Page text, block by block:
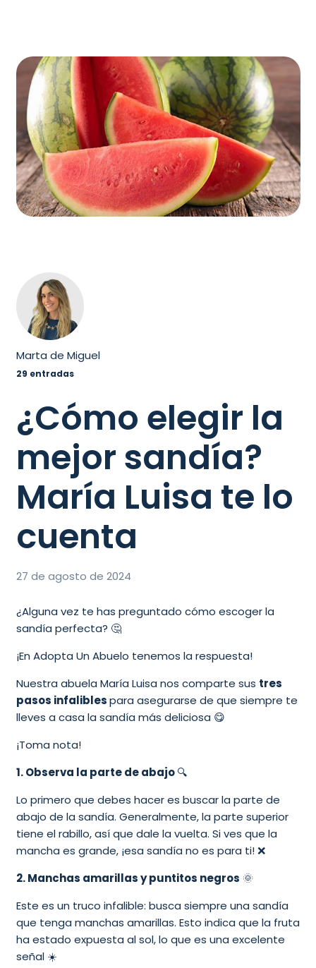
Marta de Miguel
29 entradas
¿Cómo elegir la
mejor sandía?
María Luisa te lo
cuenta
27 de agosto de 2024
¿Alguna vez te has preguntado cómo escoger la
sandía perfecta? 🤔
¡En Adopta Un Abuelo tenemos la respuesta!
Nuestra abuela María Luisa nos comparte sus tres
pasos infaliblespara asegurarse de que siempre te
lleves a casa la sandía más deliciosa 😋
¡Toma nota!
1. Observa la parte de abajo🔍
Lo primero que debes hacer es buscar la parte de
abajo de la sandía. Generalmente, la parte superior
tiene el rabillo, así que dale la vuelta. Si ves que la
mancha es grande, ¡esa sandía no es para ti! ❌
2. Manchas amarillas y puntitos negros 🌞
Este es un truco infalible: busca siempre una sandía
que tenga manchas amarillas. Esto indica que la fruta
ha estado expuesta al sol, lo que es una excelente
señal ☀️